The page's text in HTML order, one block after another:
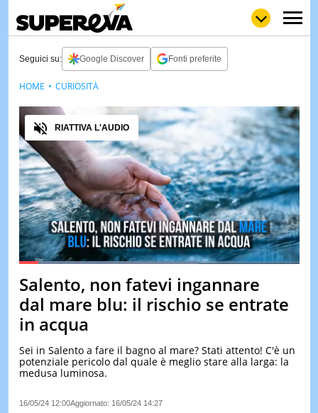
LOLGULP
LOVE
WOW
POP
NEWS
STORIE
VIDEO
& TV
QUIZ
&
TEST
DI
Seguici su: Google Discover Fonti preferite
PauseUnmute
Loaded:63.90%
Audio
RIATTIVA L'AUDIO
Salento, non fatevi ingannare
dal mare blu: il rischio se entrate
in acqua
Sei in Salento a fare il bagno al mare? Stati attento! C'è un
potenziale pericolo dal quale è meglio stare alla larga: la
medusa luminosa.
16/05/24 12:00Aggiornato: 16/05/24 14:27
HOME CURIOSITÀ